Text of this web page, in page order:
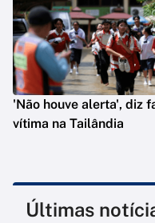
'Não houve alerta', diz
vítima na Tailândia
Últimas